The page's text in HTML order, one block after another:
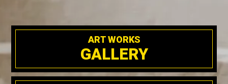
ART WORKS
GALLERY